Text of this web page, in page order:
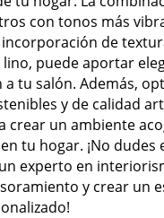
con tonos más
de
puede aportar
a tu salón. Además,
y de calidad
crear un ambiente
tu hogar. ¡No dudes
experto en
y crear un